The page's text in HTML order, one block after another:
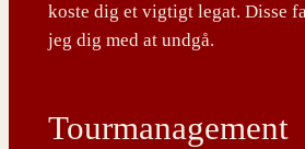
koste dig et vigtigt legat. Disse
jeg dig med at undgå.
Tourmanagement